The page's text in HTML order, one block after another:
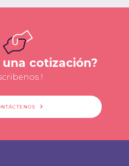
cotización?
!